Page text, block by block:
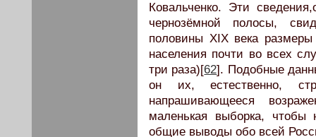
Ковальченко. Эти
чернозёмной полосы,
половины XIX века
населения почти во всех
три раза)[62]. Подобные
он их, естественно,
напрашивающееся
маленькая выборка,
общие выводы обо всей